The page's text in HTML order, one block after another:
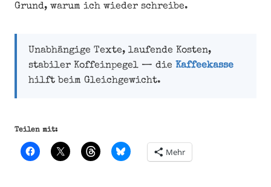
Grund, warum ich wieder schreibe.
Unabhängige Texte, laufende Kosten,
stabiler Koffeinpegel — die Kaffeekasse
hilft beim Gleichgewicht.
Teilen mit:
Mehr